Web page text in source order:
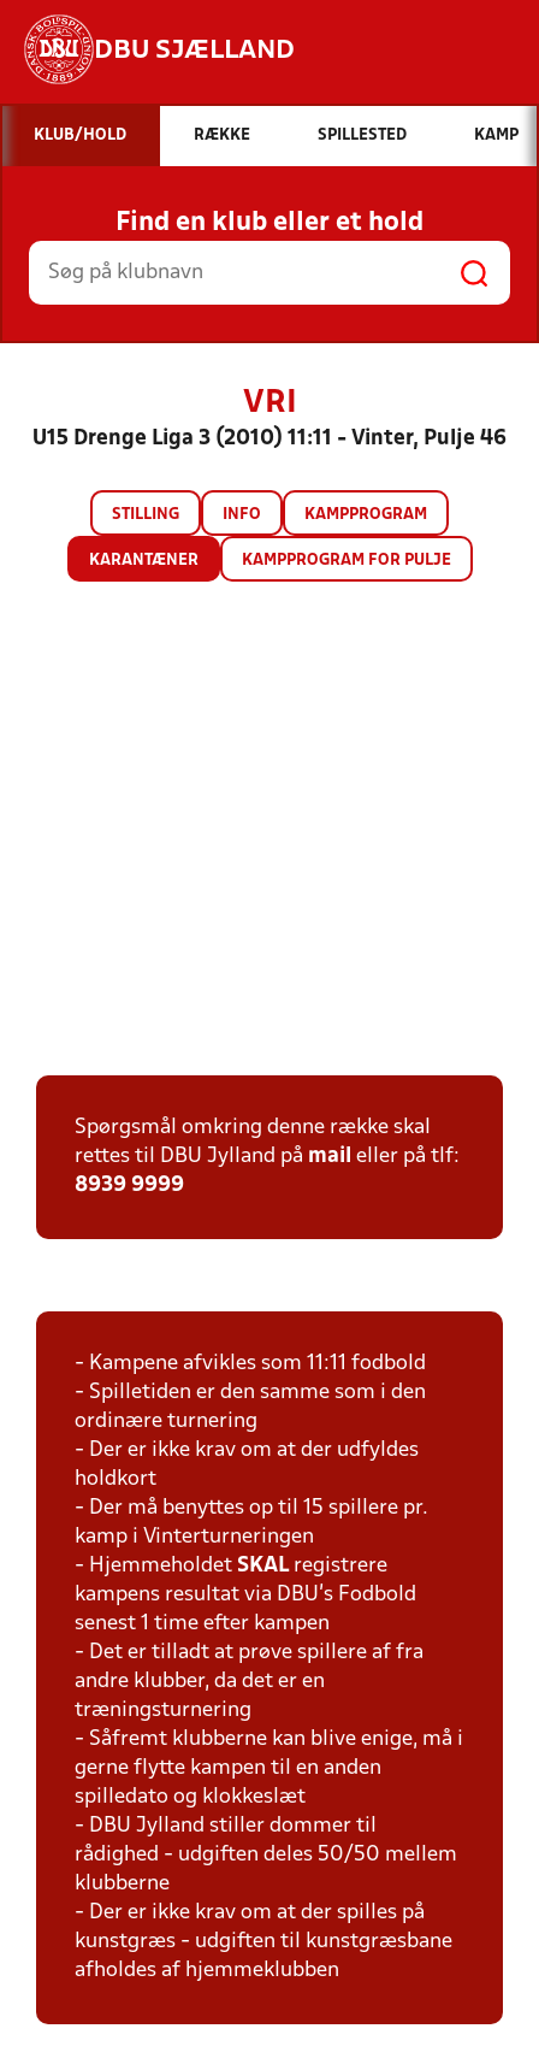
DBU SJÆLLAND
Hvad vil du søge efter?
INDHOLD OG NYHEDER
STILLINGER, RESULTATER, KLUBBER OG
HOLD
KLUB/HOLD RÆKKE SPILLESTED KAMP
Find en klub eller et hold
VRI
U15 Drenge Liga 3 (2010) 11:11 - Vinter, Pulje 46
STILLING INFO KAMPPROGRAM
KARANTÆNER KAMPPROGRAM FOR PULJE
Spørgsmål omkring denne række skal
rettes til DBU Jylland på mail eller på tlf:
8939 9999
- Kampene afvikles som 11:11 fodbold
- Spilletiden er den samme som i den
ordinære turnering
- Der er ikke krav om at der udfyldes
holdkort
- Der må benyttes op til 15 spillere pr.
kamp i Vinterturneringen
- Hjemmeholdet SKAL registrere
kampens resultat via DBU's Fodbold
senest 1 time efter kampen
- Det er tilladt at prøve spillere af fra
andre klubber, da det er en
træningsturnering
- Såfremt klubberne kan blive enige, må i
gerne flytte kampen til en anden
spilledato og klokkeslæt
- DBU Jylland stiller dommer til
rådighed - udgiften deles 50/50 mellem
klubberne
- Der er ikke krav om at der spilles på
kunstgræs - udgiften til kunstgræsbane
afholdes af hjemmeklubben